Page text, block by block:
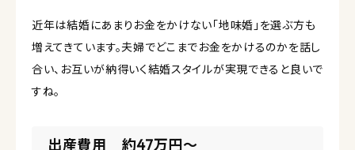
近年は結婚にあまりお金をかけない「地味婚」を選ぶ方も
増えてきています。夫婦でどこまでお金をかけるのかを話し
合い、お互いが納得いく結婚スタイルが実現できると良いで
すね。
出産費用 約47万円〜